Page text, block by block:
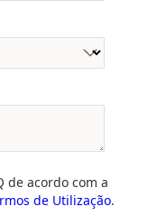
de acordo com a
de Utilização.